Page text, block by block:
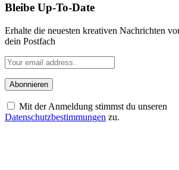
Bleibe Up-To-Date
Erhalte die neuesten kreativen Nachrichten
dein Postfach
Mit der Anmeldung stimmst du unseren
Datenschutzbestimmungen zu.